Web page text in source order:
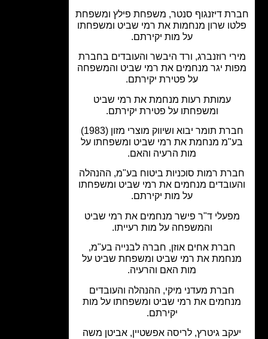
דיזנגוף סנטר, משפחת פילץ ומשפחת
שרון מנחמות את רמי שביט ומשפחתו
על מות יקירתם.
רוזנברג, ורד היבשר והעובדים בחברת
יגר מנחמים את רמי שביט והמשפחה
על פטירת יקירתם.
עמותת רעות מנחמת את רמי שביט
ומשפחתו על פטירת יקירתם.
חברת תומר יבוא ושיווק מוצרי מזון (1983)
מנחמת את רמי שביט ומשפחתו על
מות הרעיה והאם.
רמות סוכניות ביטוח בע"מ, ההנהלה
מנחמים את רמי שביט ומשפחתו
על מות יקירתם.
ד"ר פישר מנחמים את רמי שביט
והמשפחה על מות רעייתו.
חברת אחים אוזן, חברה לבנייה בע"מ,
את רמי שביט ומשפחת שביט על
מות האם והרעיה.
חברת מעדני מיקי, ההנהלה והעובדים
את רמי שביט ומשפחתו על מות
גיטרץ, לריסה אפשטיין, אביטן משה